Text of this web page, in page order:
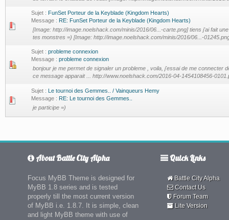
Sujet : FunSet Porteur de la Keyblade (Kingdom Hearts)
Message : RE: FunSet Porteur de la Keyblade (Kingdom Hearts)
[Image: http://image.noelshack.com/minis/2016/06...-carte.png] tiens j'ai fait
tes monstres =) [Image: http://image.noelshack.com/minis/2016/06...-
Sujet : probleme connexion
Message : probleme connexion
bonjour je me permet de signaler un probleme , voila, j'essai de me connecter
ce message apparait ... http://www.noelshack.com/2016-04-1454108456-
Sujet : Le tournoi des Gemmes.. / Vainqueurs Hemy
Message : RE: Le tournoi des Gemmes..
je participe =)
About Battle City Alpha
Focus MyBB Theme is designed for
MyBB 1.8 series and is tested
properly till the most current version
of MyBB i.e. 1.8.7. It is simple, clean
and light MyBB theme with use of
Quick Links
Battle City Alpha
Contact Us
Forum Team
Lite Version